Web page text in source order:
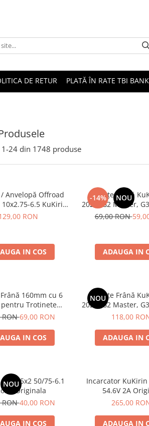
DE RETUR PLATĂ ÎN RATE TBI BANK
1-24 din 1748 produse
Anvelopă Offroad
6.5 KuKirin
Master 2025
RON
IN COS
-14% NOU
Plăcuțe Frână
2025, G2 Master,
Set 2 Bucăți (Față
69,00 RON
ADAUGA IN
160mm cu 6
pentru Trotinete
KuKirin G4 (Model
Premium
RON69,00 RON
IN COS
NOU
Plăcuțe Frână
2025, G2 Master,
4 Bucăți (Set
118,00
ADAUGA IN
NOU8.5x2 50/75-6.1
Originala
RON40,00 RON
IN COS
Incarcator KuKirin
54.6V 2A
265,00
ADAUGA IN